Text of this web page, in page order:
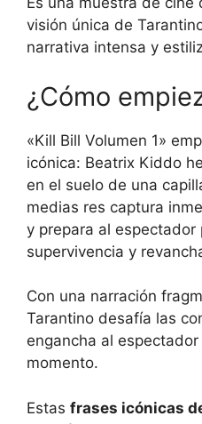
visión única de
narrativa intensa y
¿Cómo
«Kill Bill Volumen 1»
icónica: Beatrix Kiddo
en el suelo de una
medias res captura
y prepara al espectador
supervivencia y
Con una narración
Tarantino desafía las
engancha al
momento.
Estas frases icónicas